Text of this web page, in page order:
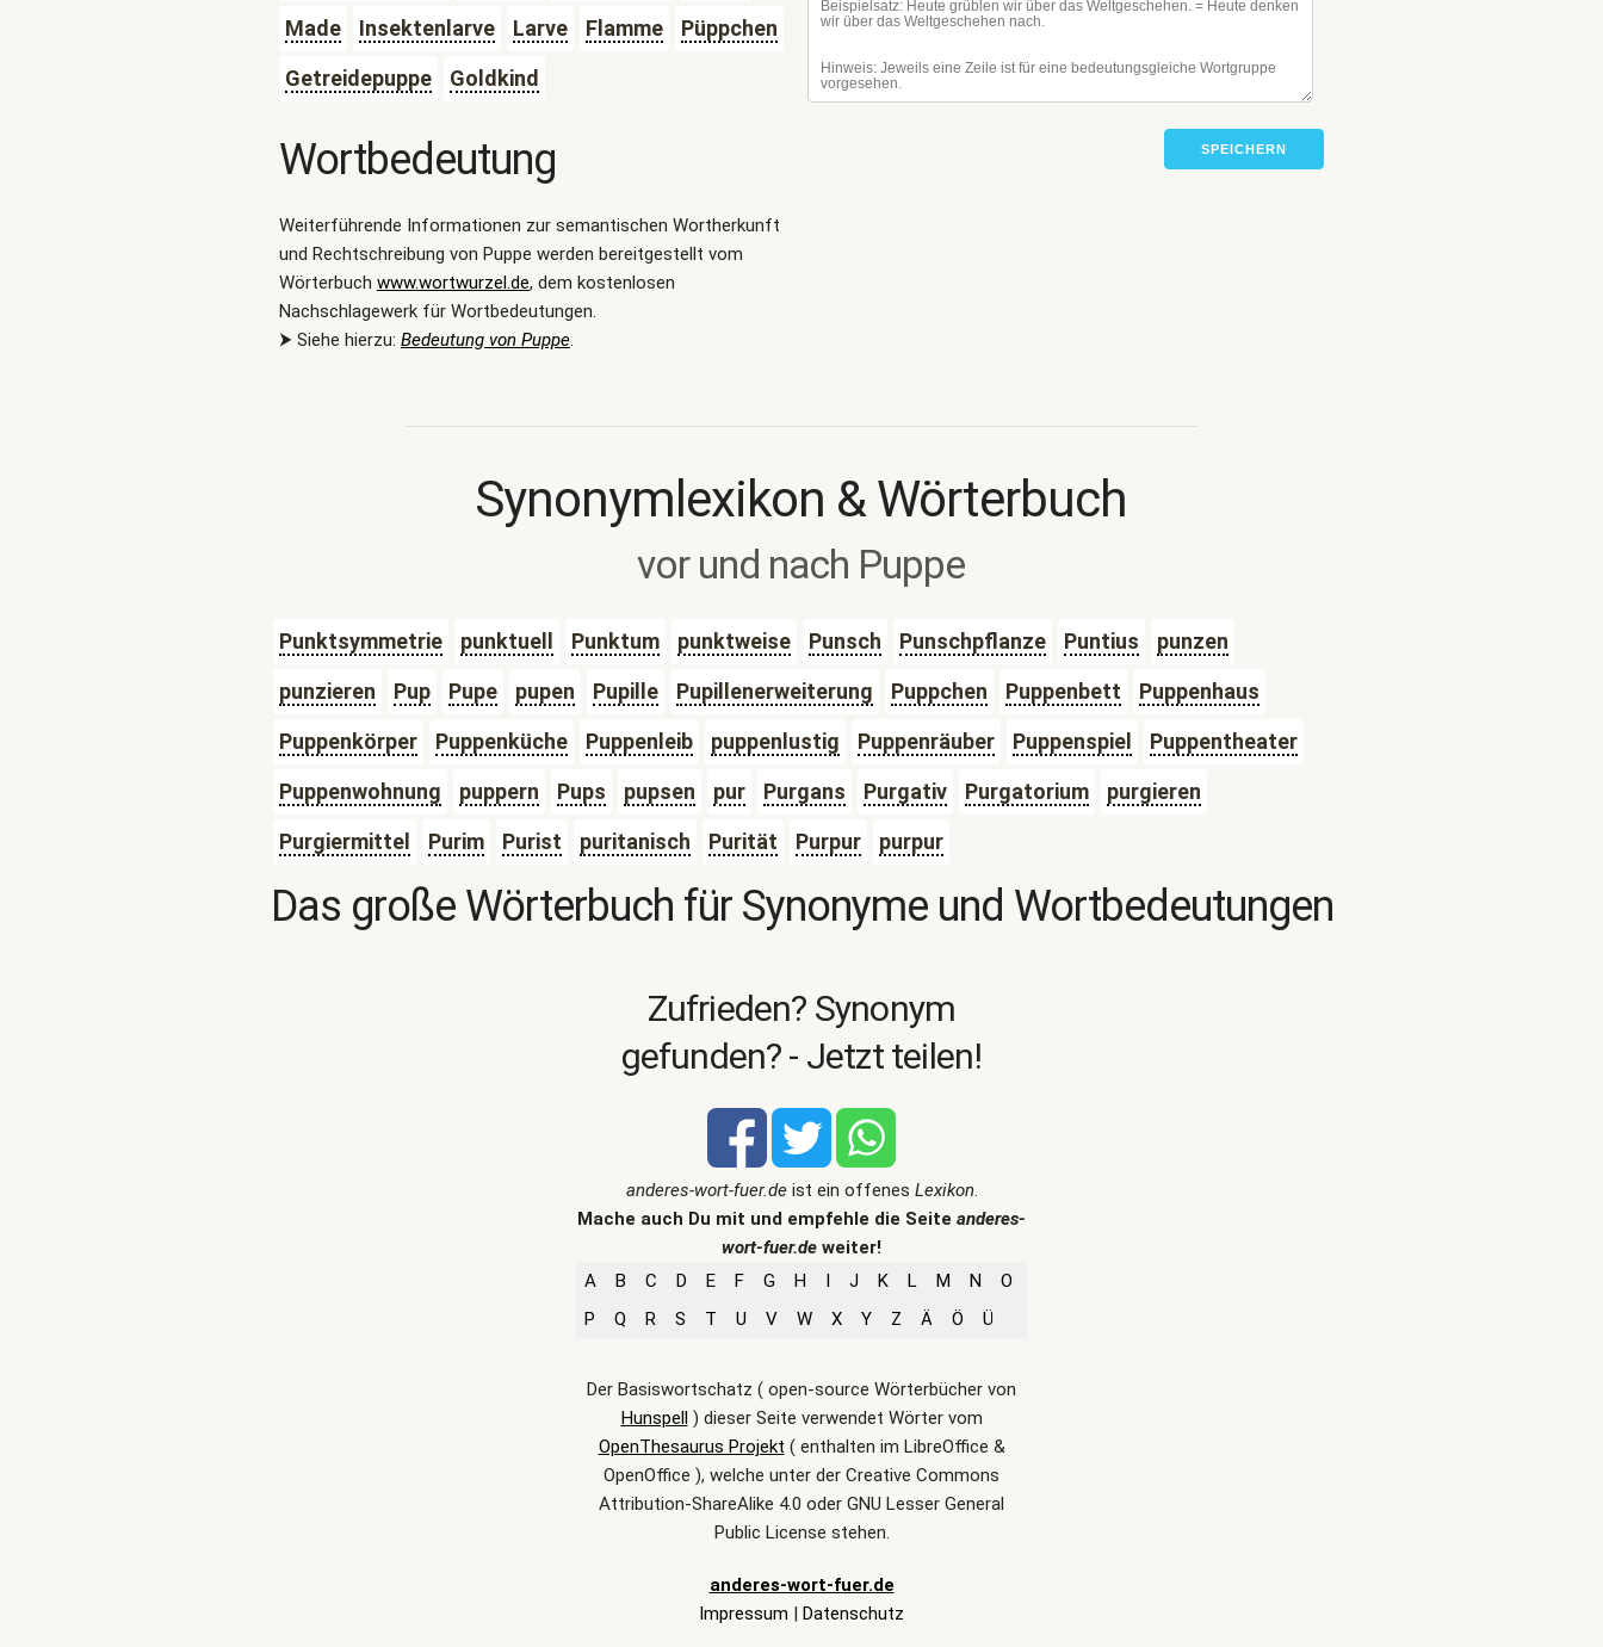
Made
Insektenlarve Larve Flamme
Püppchen
Getreidepuppe
Goldkind
Wortbedeutung
Weiterführende Informationen zur semantischen Wortherkunft
und Rechtschreibung von Puppe werden bereitgestellt vom
Wörterbuch www.wortwurzel.de, dem kostenlosen
Nachschlagewerk für Wortbedeutungen.
⮞ Siehe hierzu: Bedeutung von Puppe.
SPEICHERN
Synonymlexikon & Wörterbuch
vor und nach Puppe
Punktsymmetrie punktuell Punktum punktweise Punsch Punschpflanze Puntius
punzen
punzieren
Pup Pupe pupen Pupille Pupillenerweiterung Puppchen Puppenbett
Puppenhaus
Puppenkörper
Puppenküche Puppenleib puppenlustig Puppenräuber Puppenspiel
Puppentheater
Puppenwohnung
puppern Pups pupsen pur Purgans Purgativ Purgatorium
purgieren
Purgiermittel
Purim Purist puritanisch Purität Purpur purpur
Das große Wörterbuch für Synonyme und Wortbedeutungen
Zufrieden? Synonym
gefunden? - Jetzt teilen!
anderes-wort-fuer.deist ein offenes Lexikon.
Mache auch Du mit und empfehle die Seite anderes-
wort-fuer.de weiter!
A
B C D E F G H I J K L M N
O
P
Q R S T U V W X Y Z Ä Ö Ü
Der Basiswortschatz ( open-source Wörterbücher von
Hunspell) dieser Seite verwendet Wörter vom
OpenThesaurus Projekt ( enthalten im LibreOffice &
OpenOffice ), welche unter der Creative Commons
Attribution-ShareAlike 4.0 oder GNU Lesser General
Public License stehen.
anderes-wort-fuer.de
Impressum | Datenschutz